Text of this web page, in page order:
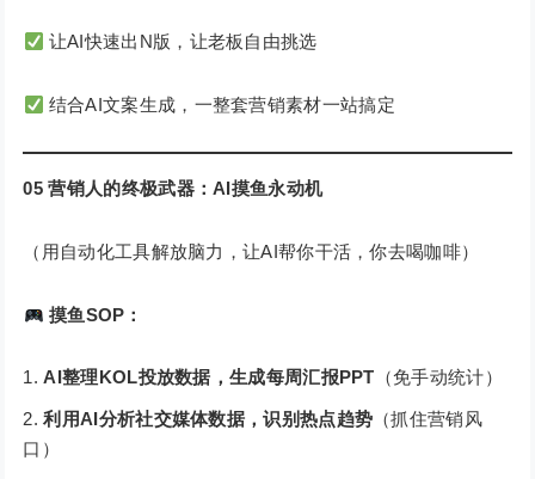
让AI快速出N版，让老板自由挑选
结合AI文案生成，一整套营销素材一站搞定
05 营销人的终极武器：AI摸鱼永动机
（用自动化工具解放脑力，让AI帮你干活，你去喝咖啡）
摸鱼SOP ：
AI整理KOL投放数据，生成每周汇报PPT （免手动统计）
利用AI分析社交媒体数据，识别热点趋势 （抓住营销风
口）